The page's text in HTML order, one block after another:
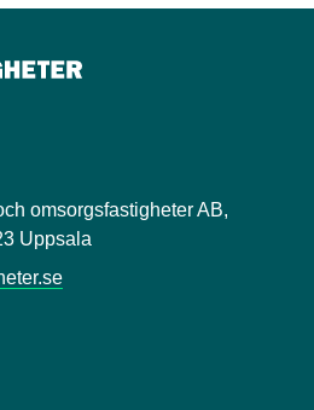
omsorgsfastigheter AB,
Uppsala